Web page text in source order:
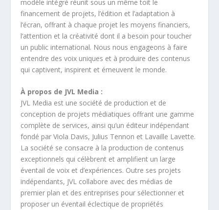
modèle intégré réunit sous un même toit le
financement de projets, l’édition et l’adaptation à
l’écran, offrant à chaque projet les moyens financiers,
l’attention et la créativité dont il a besoin pour toucher
un public international. Nous nous engageons à faire
entendre des voix uniques et à produire des contenus
qui captivent, inspirent et émeuvent le monde.
À propos de JVL Media :
JVL Media est une société de production et de
conception de projets médiatiques offrant une gamme
complète de services, ainsi qu’un éditeur indépendant
fondé par Viola Davis, Julius Tennon et Lavaille Lavette.
La société se consacre à la production de contenus
exceptionnels qui célèbrent et amplifient un large
éventail de voix et d’expériences. Outre ses projets
indépendants, JVL collabore avec des médias de
premier plan et des entreprises pour sélectionner et
proposer un éventail éclectique de propriétés